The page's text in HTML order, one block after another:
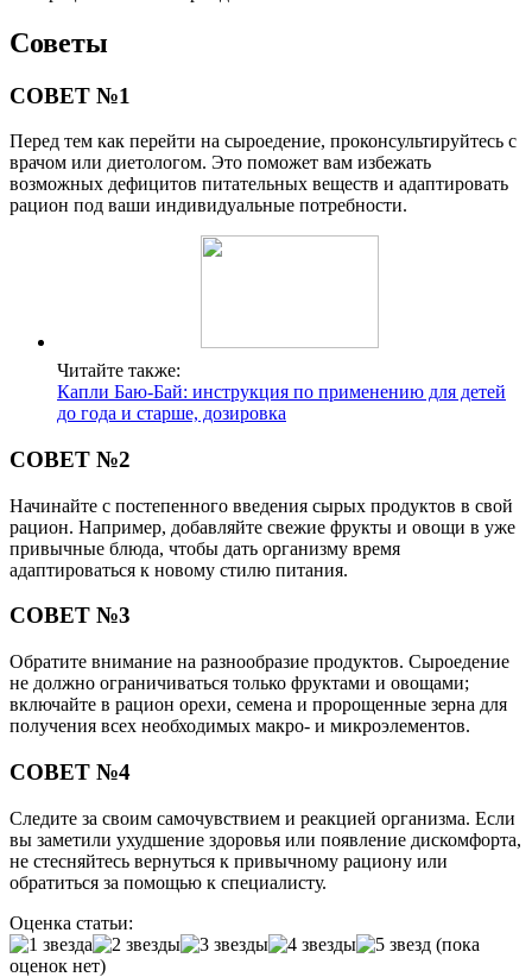
Советы
СОВЕТ №1
Перед тем как перейти на сыроедение, проконсультируйтесь с
врачом или диетологом. Это поможет вам избежать
возможных дефицитов питательных веществ и адаптировать
рацион под ваши индивидуальные потребности.
Читайте также:
Капли Баю-Бай: инструкция по применению для детей
до года и старше, дозировка
СОВЕТ №2
Начинайте с постепенного введения сырых продуктов в свой
рацион. Например, добавляйте свежие фрукты и овощи в уже
привычные блюда, чтобы дать организму время
адаптироваться к новому стилю питания.
СОВЕТ №3
Обратите внимание на разнообразие продуктов. Сыроедение
не должно ограничиваться только фруктами и овощами;
включайте в рацион орехи, семена и пророщенные зерна для
получения всех необходимых макро- и микроэлементов.
СОВЕТ №4
Следите за своим самочувствием и реакцией организма. Если
вы заметили ухудшение здоровья или появление дискомфорта,
не стесняйтесь вернуться к привычному рациону или
обратиться за помощью к специалисту.
Оценка статьи:
(пока
оценок нет)